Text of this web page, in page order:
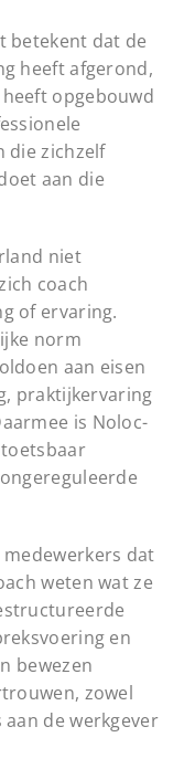
betekent dat de
heeft afgerond,
opgebouwd
die zichzelf
aan die
niet
coach
of ervaring.
norm
aan eisen
praktijkervaring
is Noloc-
dat
weten wat ze
en
bewezen
zowel
de werkgever